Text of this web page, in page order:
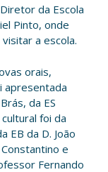
da Escola
Pinto, onde
a escola.
orais,
apresentada
da ES
foi da
EB da D. João
e
Fernando